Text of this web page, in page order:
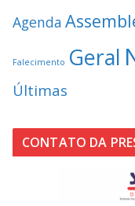
Agenda
Falecimento Geral
Últimas
CONTATO DA